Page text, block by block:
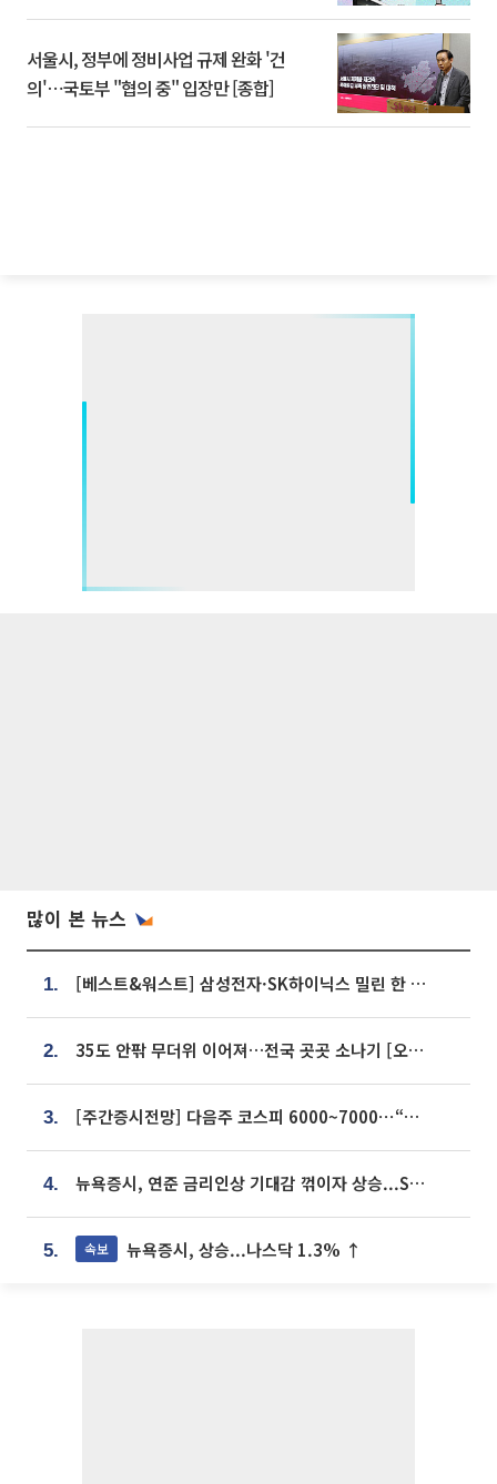
서울시, 정부에 정비사업 규제 완화 '건
의'⋯국토부 "협의 중" 입장만 [종합]
많이 본 뉴스
1. [베스트&워스트] 삼성전자·SK하이닉스 밀린 한 주…상상인증권은 85% 급등
2. 35도 안팎 무더위 이어져…전국 곳곳 소나기 [오늘 날씨]
3. [주간증시전망] 다음주 코스피 6000~7000⋯“外人 수급은 정책이 변수”
4. 뉴욕증시, 연준 금리인상 기대감 꺾이자 상승...S&P500 사상 최고치 [종합]
5. 속보 뉴욕증시, 상승...나스닥 1.3% ↑